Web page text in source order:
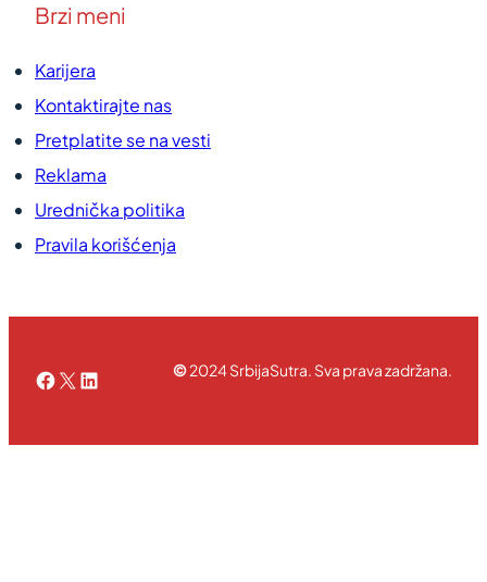
Brzi meni
Karijera
Kontaktirajte nas
Pretplatite se na vesti
Reklama
Urednička politika
Pravila korišćenja
Facebook
X LinkedIn©2024 SrbijaSutra. Sva prava zadržana.